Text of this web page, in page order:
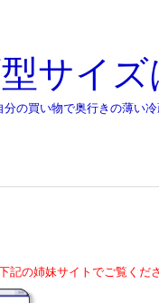
イズ
の買い物で奥行きの薄い
の姉妹サイトでご覧くださ